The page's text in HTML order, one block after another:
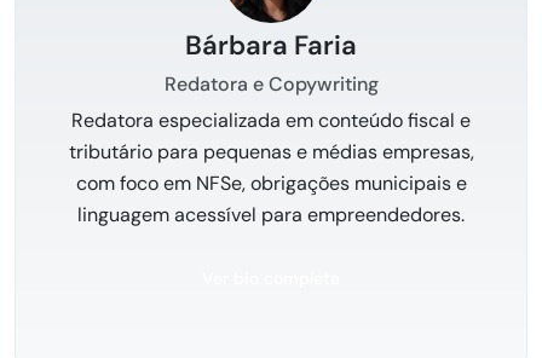
Bárbara Faria
Redatora e Copywriting
Redatora especializada em conteúdo fiscal e
tributário para pequenas e médias empresas,
com foco em NFSe, obrigações municipais e
linguagem acessível para empreendedores.